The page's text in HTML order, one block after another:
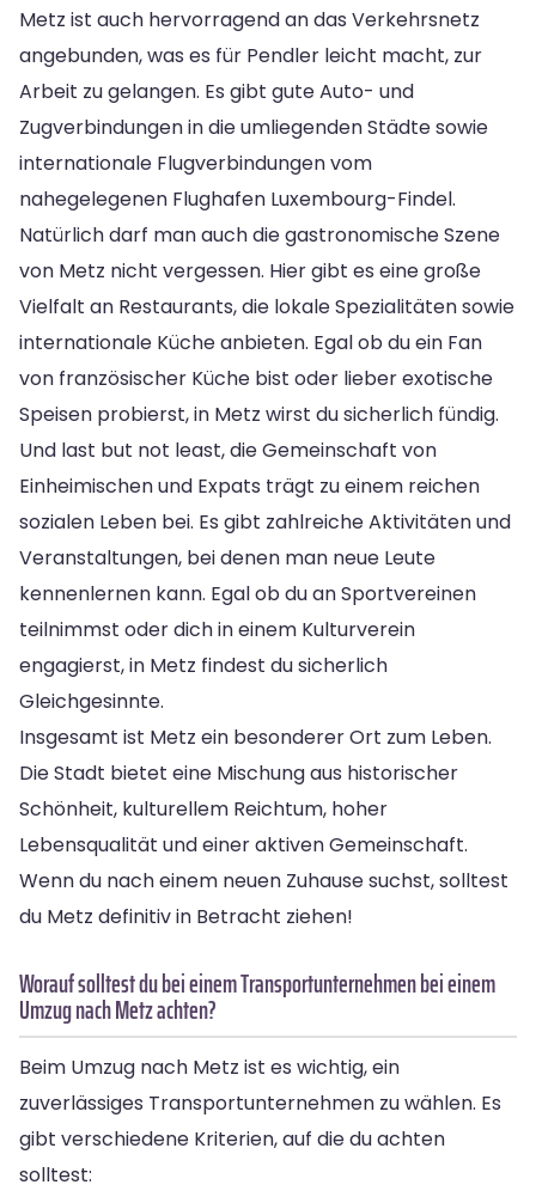
Metz ist auch hervorragend an das Verkehrsnetz
angebunden, was es für Pendler leicht macht, zur
Arbeit zu gelangen. Es gibt gute Auto- und
Zugverbindungen in die umliegenden Städte sowie
internationale Flugverbindungen vom
nahegelegenen Flughafen Luxembourg-Findel.
Natürlich darf man auch die gastronomische Szene
von Metz nicht vergessen. Hier gibt es eine große
Vielfalt an Restaurants, die lokale Spezialitäten sowie
internationale Küche anbieten. Egal ob du ein Fan
von französischer Küche bist oder lieber exotische
Speisen probierst, in Metz wirst du sicherlich fündig.
Und last but not least, die Gemeinschaft von
Einheimischen und Expats trägt zu einem reichen
sozialen Leben bei. Es gibt zahlreiche Aktivitäten und
Veranstaltungen, bei denen man neue Leute
kennenlernen kann. Egal ob du an Sportvereinen
teilnimmst oder dich in einem Kulturverein
engagierst, in Metz findest du sicherlich
Gleichgesinnte.
Insgesamt ist Metz ein besonderer Ort zum Leben.
Die Stadt bietet eine Mischung aus historischer
Schönheit, kulturellem Reichtum, hoher
Lebensqualität und einer aktiven Gemeinschaft.
Wenn du nach einem neuen Zuhause suchst, solltest
du Metz definitiv in Betracht ziehen!
Worauf solltest du bei einem Transportunternehmen bei einem
Umzug nach Metz achten?
Beim Umzug nach Metz ist es wichtig, ein
zuverlässiges Transportunternehmen zu wählen. Es
gibt verschiedene Kriterien, auf die du achten
solltest: